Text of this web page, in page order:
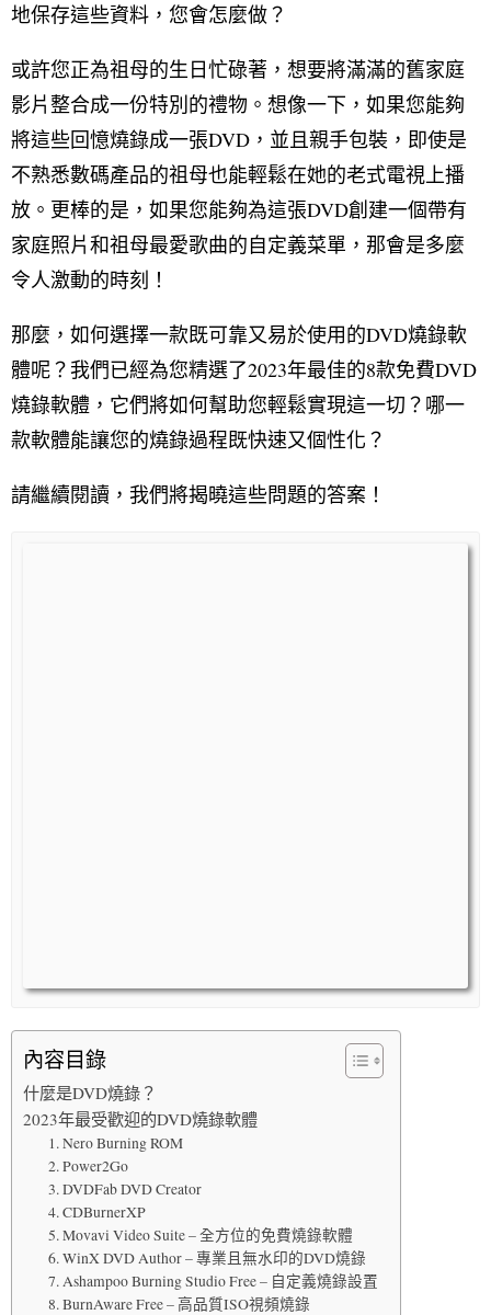
地保存這些資料，您會怎麼做？
或許您正為祖母的生日忙碌著，想要將滿滿的舊家庭
影片整合成一份特別的禮物。想像一下，如果您能夠
將這些回憶燒錄成一張DVD，並且親手包裝，即使是
不熟悉數碼產品的祖母也能輕鬆在她的老式電視上播
放。更棒的是，如果您能夠為這張DVD創建一個帶有
家庭照片和祖母最愛歌曲的自定義菜單，那會是多麼
令人激動的時刻！
那麼，如何選擇一款既可靠又易於使用的DVD燒錄軟
體呢？我們已經為您精選了2023年最佳的8款免費DVD
燒錄軟體，它們將如何幫助您輕鬆實現這一切？哪一
款軟體能讓您的燒錄過程既快速又個性化？
請繼續閱讀，我們將揭曉這些問題的答案！
內容目錄
什麼是DVD燒錄？
2023年最受歡迎的DVD燒錄軟體
1. Nero Burning ROM
2. Power2Go
3. DVDFab DVD Creator
4. CDBurnerXP
5. Movavi Video Suite – 全方位的免費燒錄軟體
6. WinX DVD Author – 專業且無水印的DVD燒錄
7. Ashampoo Burning Studio Free – 自定義燒錄設置
8. BurnAware Free – 高品質ISO視頻燒錄